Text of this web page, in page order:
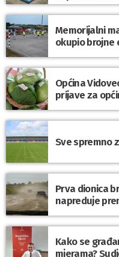
Memorijalni
okupio brojne
Općina
prijave za
Sve spremno
Prva dionica
napreduje
Kako se
mjerama?